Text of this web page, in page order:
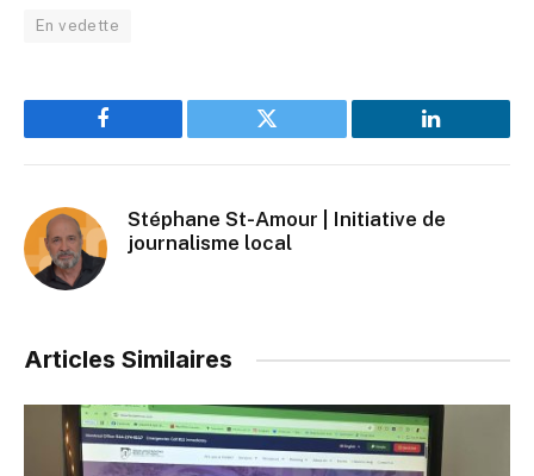
En vedette
Facebook Twitter LinkedIn
Stéphane St-Amour | Initiative de
journalisme local
Articles Similaires